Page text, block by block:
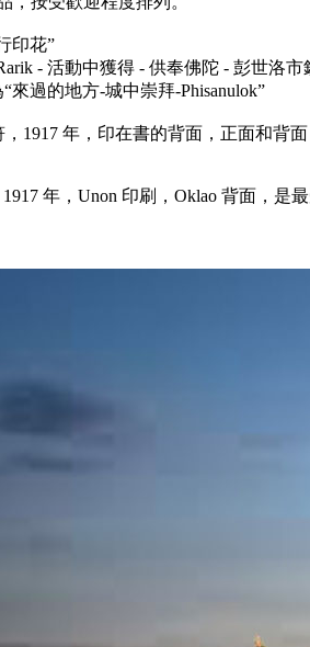
印花”
- 活動中獲得 - 供奉佛陀 - 彭世洛市
來過的地方-城中崇拜-Phisanulok”
，1917 年，印在書的背面，正面和背
1917 年，Unon 印刷，Oklao 背面，